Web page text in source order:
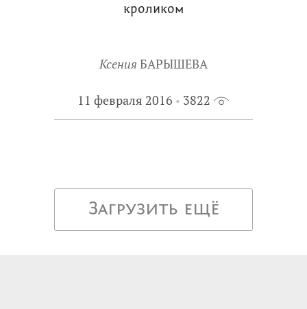
кроликом
Ксения БАРЫШЕВА
11 февраля 2016 3822
Загрузить ещё